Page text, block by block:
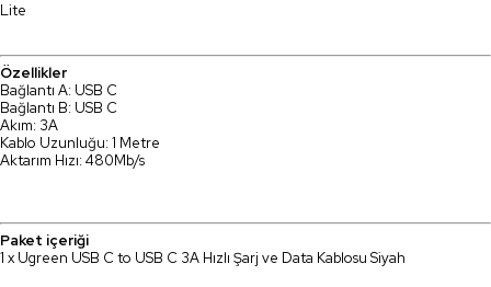
Lite
Özellikler
Bağlantı A: USB C
Bağlantı B: USB C
Akım: 3A
Kablo Uzunluğu: 1 Metre
Aktarım Hızı: 480Mb/s
Paket içeriği
1 x Ugreen USB C to USB C 3A Hızlı Şarj ve Data Kablosu Siyah